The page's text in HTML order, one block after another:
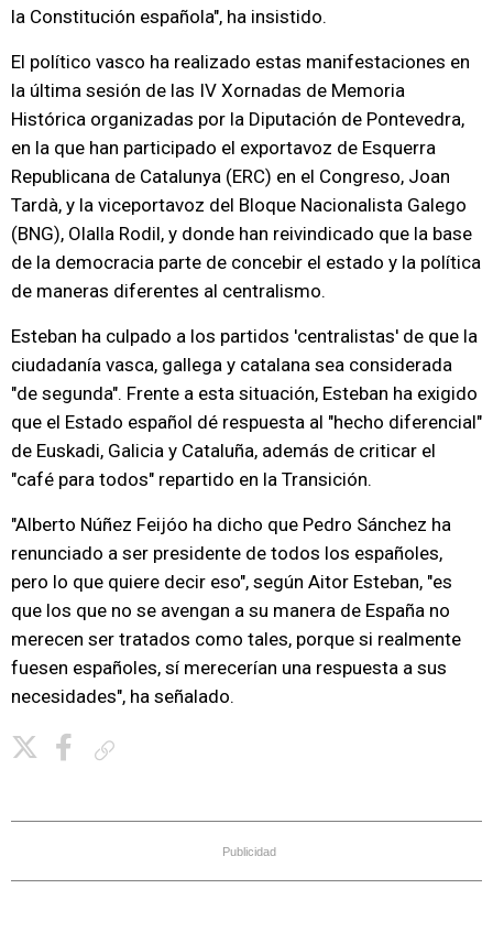
la Constitución española", ha insistido.
El político vasco ha realizado estas manifestaciones en
la última sesión de las IV Xornadas de Memoria
Histórica organizadas por la Diputación de Pontevedra,
en la que han participado el exportavoz de Esquerra
Republicana de Catalunya (ERC) en el Congreso, Joan
Tardà, y la viceportavoz del Bloque Nacionalista Galego
(BNG), Olalla Rodil, y donde han reivindicado que la base
de la democracia parte de concebir el estado y la política
de maneras diferentes al centralismo.
Esteban ha culpado a los partidos 'centralistas' de que la
ciudadanía vasca, gallega y catalana sea considerada
"de segunda". Frente a esta situación, Esteban ha exigido
que el Estado español dé respuesta al "hecho diferencial"
de Euskadi, Galicia y Cataluña, además de criticar el
"café para todos" repartido en la Transición.
"Alberto Núñez Feijóo ha dicho que Pedro Sánchez ha
renunciado a ser presidente de todos los españoles,
pero lo que quiere decir eso", según Aitor Esteban, "es
que los que no se avengan a su manera de España no
merecen ser tratados como tales, porque si realmente
fuesen españoles, sí merecerían una respuesta a sus
necesidades", ha señalado.
Publicidad